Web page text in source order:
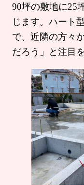
90坪の敷地に25
じます。ハート
で、近隣の方々
だろう」と注目